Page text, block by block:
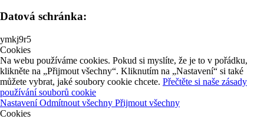
Datová schránka:
ymkj9r5
Cookies
Na webu používáme cookies. Pokud si myslíte, že je to v pořádku,
klikněte na „Přijmout všechny“. Kliknutím na „Nastavení“ si také
můžete vybrat, jaké soubory cookie chcete. Přečtěte si naše zásady
používání souborů cookie
NastaveníOdmítnout všechny Přijmout všechny
Cookies